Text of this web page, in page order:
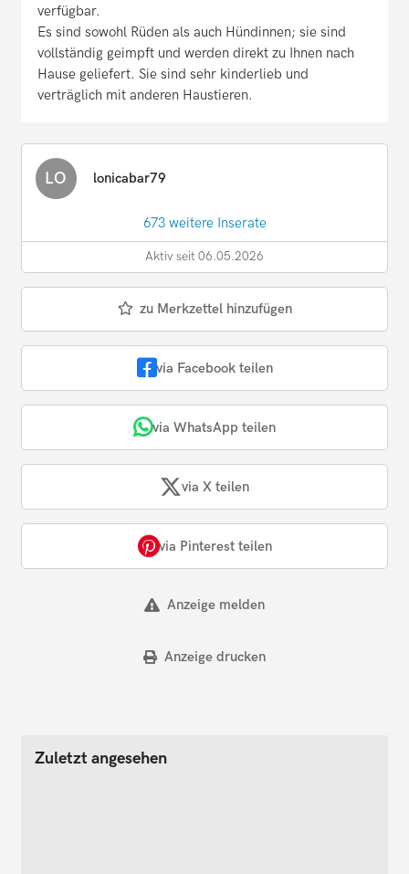
verfügbar.
Es sind sowohl Rüden als auch Hündinnen; sie sind
vollständig geimpft und werden direkt zu Ihnen nach
Hause geliefert. Sie sind sehr kinderlieb und
verträglich mit anderen Haustieren.
LO lonicabar79
673 weitere Inserate
Aktiv seit 06.05.2026
zu Merkzettel hinzufügen
via Facebook teilen
via WhatsApp teilen
via X teilen
via Pinterest teilen
Anzeige melden
Anzeige drucken
Zuletzt angesehen